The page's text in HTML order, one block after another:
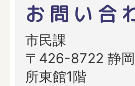
お問い合
市民課
〒426-8722 静
所東館1階